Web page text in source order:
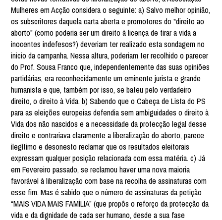
Mulheres em Acção considera o seguinte: a) Salvo melhor opinião,
os subscritores daquela carta aberta e promotores do "direito ao
aborto" (como poderia ser um direito à licença de tirar a vida a
inocentes indefesos?) deveriam ter realizado esta sondagem no
inicio da campanha. Nessa altura, poderiam ter recolhido o parecer
do Prof. Sousa Franco que, independentemente das suas opiniões
partidárias, era reconhecidamente um eminente jurista e grande
humanista e que, também por isso, se bateu pelo verdadeiro
direito, o direito à Vida. b) Sabendo que o Cabeça de Lista do PS
para as eleições europeias defendia sem ambiguidades o direito à
Vida dos não nascidos e a necessidade da protecção legal desse
direito e contrariava claramente a liberalização do aborto, parece
ilegítimo e desonesto reclamar que os resultados eleitorais
expressam qualquer posição relacionada com essa matéria. c) Já
em Fevereiro passado, se reclamou haver uma nova maioria
favorável à liberalização com base na recolha de assinaturas com
esse fim. Mas é sabido que o número de assinaturas da petição
“MAIS VIDA MAIS FAMÍLIA” (que propôs o reforço da protecção da
vida e da dignidade de cada ser humano, desde a sua fase